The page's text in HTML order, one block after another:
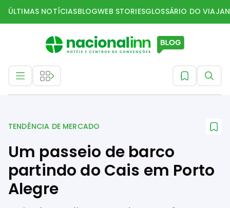
ÚLTIMAS NOTÍCIASBLOGWEB STORIESGLOSSÁRIO DO
Tendência de mercado
TENDÊNCIA DE MERCADO
Um passeio de barco
partindo do Cais em Porto
Alegre